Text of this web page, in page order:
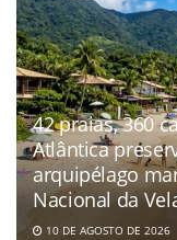
42 praias, 360
Atlântica
arquipélago
Nacional da
10 DE AGOSTO DE 2026